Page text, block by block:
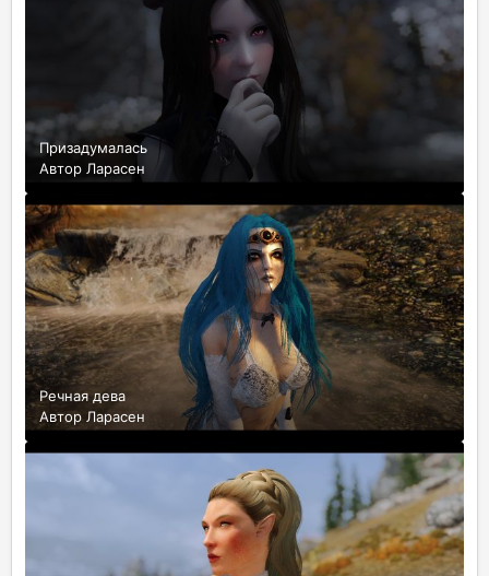
Призадумалась
Автор Ларасен
Речная дева
Автор Ларасен